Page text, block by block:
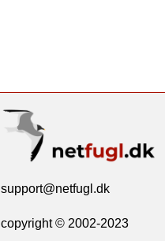
support@netfugl.dk
copyright © 2002-2023